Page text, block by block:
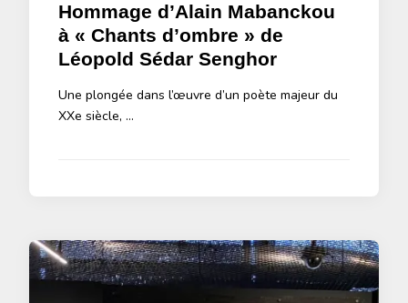
Hommage d’Alain Mabanckou
à « Chants d’ombre » de
Léopold Sédar Senghor
Une plongée dans l’œuvre d’un poète majeur du
XXe siècle, …